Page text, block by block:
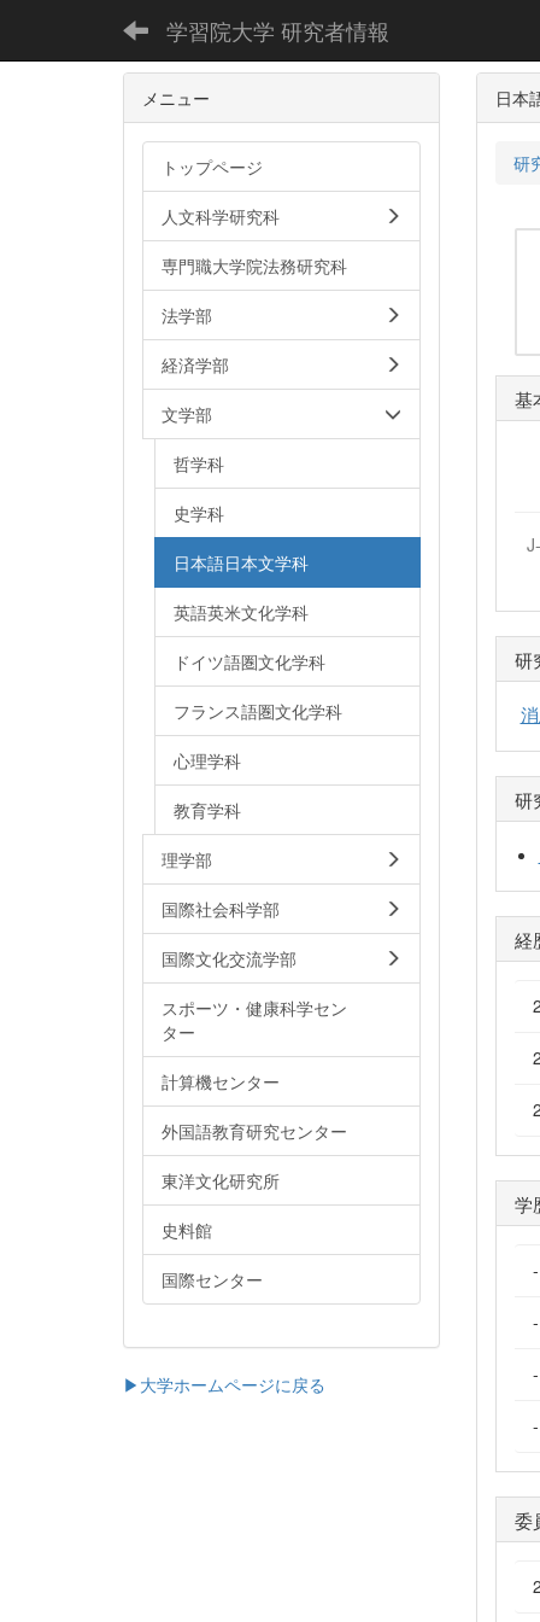
学習院大学 研究者情報
日本
研
基
研
研
経
学
委
メニュー
トップページ
人文科学研究科
専門職大学院法務研究科
法学部
経済学部
文学部
哲学科
史学科
日本語日本文学科
英語英米文化学科
ドイツ語圏文化学科
フランス語圏文化学科
心理学科
教育学科
理学部
国際社会科学部
国際文化交流学部
スポーツ・健康科学セン
ター
計算機センター
外国語教育研究センター
東洋文化研究所
史料館
国際センター
▶大学ホームページに戻る